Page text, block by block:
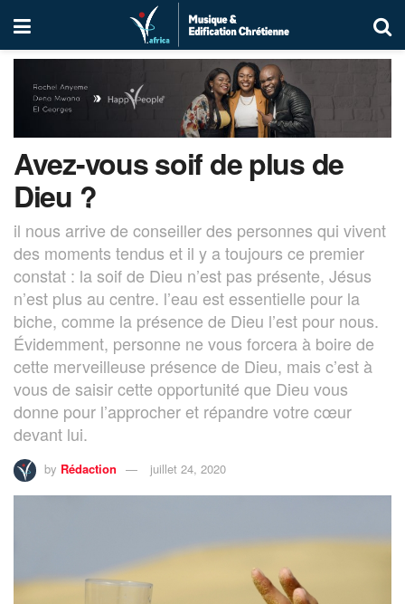
Avez-vous soif de plus de
Dieu ?
il nous arrive de conseiller des personnes qui vivent
des moments tendus et il y a toujours ce premier
constat : la soif de Dieu n’est pas présente, Jésus
n’est plus au centre. l’eau est essentielle pour la
biche, comme la présence de Dieu l’est pour nous.
Évidemment, personne ne vous forcera à boire de
cette merveilleuse présence de Dieu, mais c’est à
vous de saisir cette opportunité que Dieu vous
donne pour l’approcher et répandre votre cœur
devant lui.
by Rédaction juillet 24, 2020